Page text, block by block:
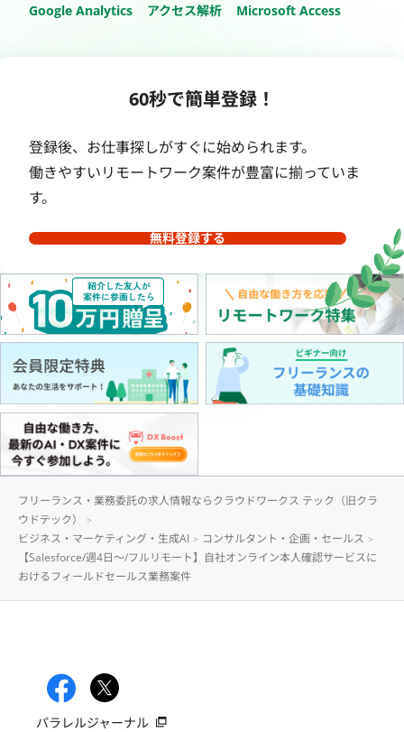
Google Analytics
アクセス解析 Microsoft Access
60秒で簡単登録！
登録後、お仕事探しがすぐに始められます。
働きやすいリモートワーク案件が豊富に揃っていま
す。
無料登録する
フリーランス・業務委託の求人情報ならクラウドワークス テック（旧クラ
ウドテック）
ビジネス・マーケティング・生成AI
コンサルタント・企画・セールス
【Salesforce/週4日〜/フルリモート】自社オンライン本人確認サービスに
おけるフィールドセールス業務案件
パラレルジャーナル